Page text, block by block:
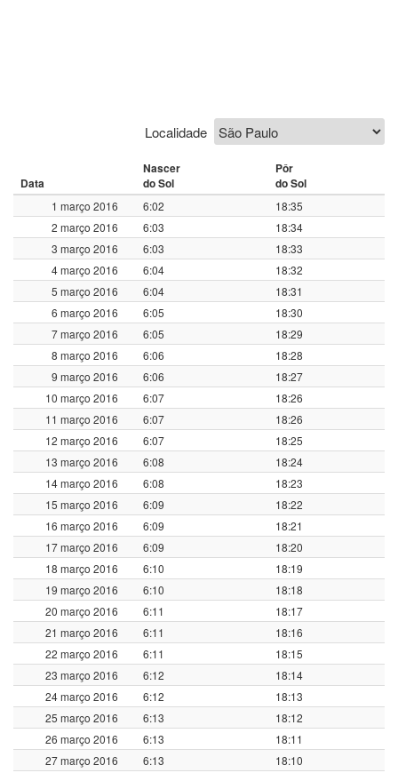
Localidade
Data
Nascer
do Sol
Pôr
do Sol
1 março 2016 6:02
18:35
2 março 2016
6:03
18:34
3 março 2016
6:03
18:33
4 março 2016
6:04
18:32
5 março 2016
6:04
18:31
6 março 2016
6:05
18:30
7 março 2016
6:05
18:29
8 março 2016
6:06
18:28
9 março 2016
6:06
18:27
10 março 2016
6:07
18:26
11 março 2016
6:07
18:26
12 março 2016
6:07
18:25
13 março 2016
6:08
18:24
14 março 2016
6:08
18:23
15 março 2016
6:09
18:22
16 março 2016
6:09
18:21
17 março 2016
6:09
18:20
18 março 2016
6:10
18:19
19 março 2016
6:10
18:18
20 março 2016
6:11
18:17
21 março 2016
6:11
18:16
22 março 2016
6:11
18:15
23 março 2016
6:12
18:14
24 março 2016
6:12
18:13
25 março 2016
6:13
18:12
26 março 2016
6:13
18:11
27 março 2016
6:13
18:10